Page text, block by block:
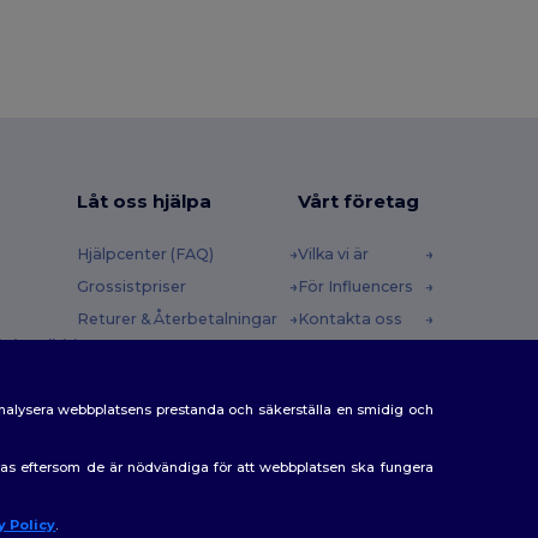
(english)
Låt oss hjälpa
Hjälpcenter (FAQ)
Grossistpriser
Returer & Återbetalningar
Rabattkoder
Vårt företag
Vilka vi är
För Influencers
Kontakta oss
webbplatsens prestanda och säkerställa en smidig och
eftersom de är nödvändiga för att webbplatsen ska fungera
Policy.